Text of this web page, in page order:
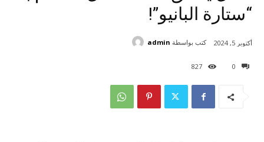
“ستارة البانيو”!
0
827
أكتوبر 5, 2024 كتب بواسطة admin